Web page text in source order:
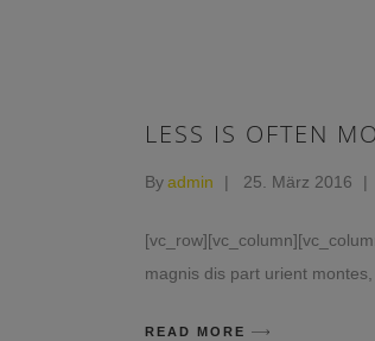
LESS IS OFTEN
Byadmin 25. März 2016
magnis dis part urient
READ MORE